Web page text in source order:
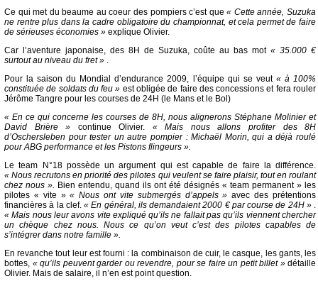
Ce qui met du beaume au coeur des pompiers c’est que« Cette année, Suzuka
ne rentre plus dans la cadre obligatoire du championnat, et cela permet de faire
de sérieuses économies » explique Olivier.
Car l’aventure japonaise, des 8H de Suzuka, coûte au bas mot« 35.000 €
surtout au niveau du fret » .
Pour la saison du Mondial d’endurance 2009, l’équipe qui se veut « à 100%
constituée de soldats du feu » est obligée de faire des concessions et fera rouler
Jérôme Tangre pour les courses de 24H (le Mans et le Bol)
« En ce qui concerne les courses de 8H, nous alignerons Stéphane Molinier et
David Brière » continue Olivier. « Mais nous allons profiter des 8H
d’Oschersleben pour tester un autre pompier : Michaël Morin, qui a déjà roulé
pour ABG performance et les Pistons flingeurs ».
Le team N°18 possède un argument qui est capable de faire la différence.
« Nous recrutons en priorité des pilotes qui veulent se faire plaisir, tout en roulant
chez nous ». Bien entendu, quand ils ont été désignés « team permanent » les
pilotes « vite »« Nous ont vite submergés d’appels »avec des prétentions
financières à la clef.« En général, ils demandaient 2000 € par course de 24H » .
« Mais nous leur avons vite expliqué qu’ils ne fallait pas qu’ils viennent chercher
un chèque chez nous. Nous ce qu’on veut c’est des pilotes capables de
s’intégrer dans notre famille ».
En revanche tout leur est fourni : la combinaison de cuir, le casque, les gants, les
bottes, « qu’ils peuvent garder ou revendre, pour se faire un petit billet »détaille
Olivier. Mais de salaire, il n’en est point question.